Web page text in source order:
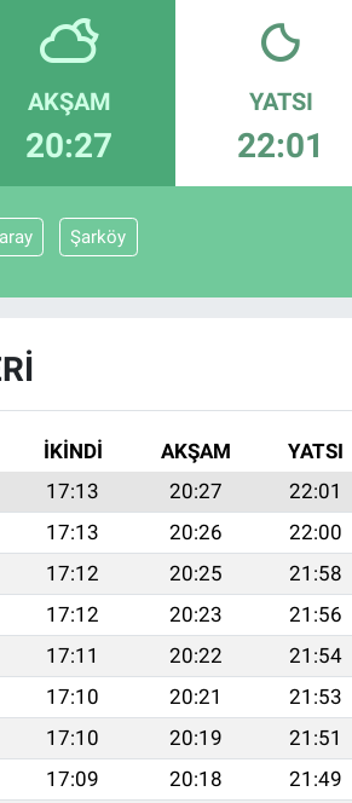
AKŞAM
20:27
YATSI
22:01
Şarköy
İKINDI AKŞAM
YATSI
17:13 20:27
22:01
17:13 20:26
22:00
17:12 20:25
21:58
17:12 20:23
21:56
17:11 20:22
21:54
17:10 20:21
21:53
17:10 20:19
21:51
17:09 20:18
21:49